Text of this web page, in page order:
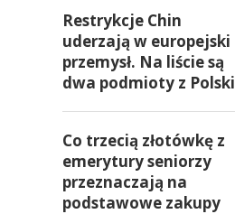
Restrykcje Chin
uderzają w europejski
przemysł. Na liście są
dwa podmioty z Polski
Co trzecią złotówkę z
emerytury seniorzy
przeznaczają na
podstawowe zakupy